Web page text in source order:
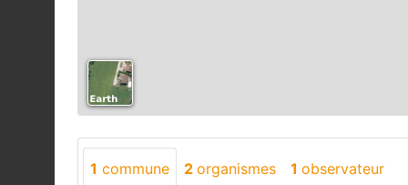
1 commune 2 organismes 1 observateur